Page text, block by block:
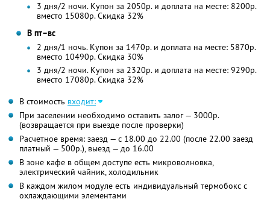
3 дня/2 ночи. Купон за 2050р. и доплата на месте: 8200р.
вместо 15080р.Скидка 32%
В пт–вс
2 дня/1 ночь. Купон за 1470р. и доплата на месте: 5870р.
вместо 10490р.Скидка 30%
3 дня/2 ночи. Купон за 2320р. и доплата на месте: 9290р.
вместо 17080р.Скидка 32%
В стоимость входит:
При заселении необходимо оставить залог — 3000р.
(возвращается при выезде после проверки)
Расчетное время: заезд — с 18.00 до 22.00 (после 22.00 заезд
платный — 500р.), выезд — до 16.00
В зоне кафе в общем доступе есть микроволновка,
электрический чайник, холодильник
В каждом жилом модуле есть индивидуальный термобокс с
охлаждающими элементами